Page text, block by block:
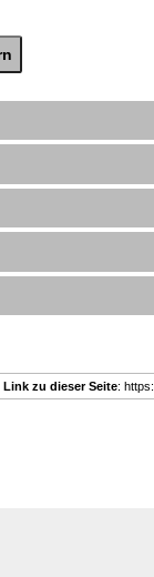
Link zu dieser Seite: